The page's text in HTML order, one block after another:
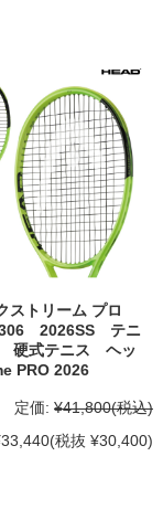
トリーム プロ
2026SS テニ
硬式テニス ヘッ
PRO 2026
定価: ¥41,800(税込)
(税抜 ¥30,400)